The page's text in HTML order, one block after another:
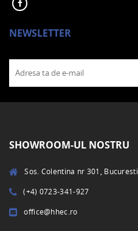
NEWSLETTER
SHOWROOM-UL NOSTRU
Sos. Colentina nr 301, Bucuresti
(+4) 0723-341-927
office@hhec.ro